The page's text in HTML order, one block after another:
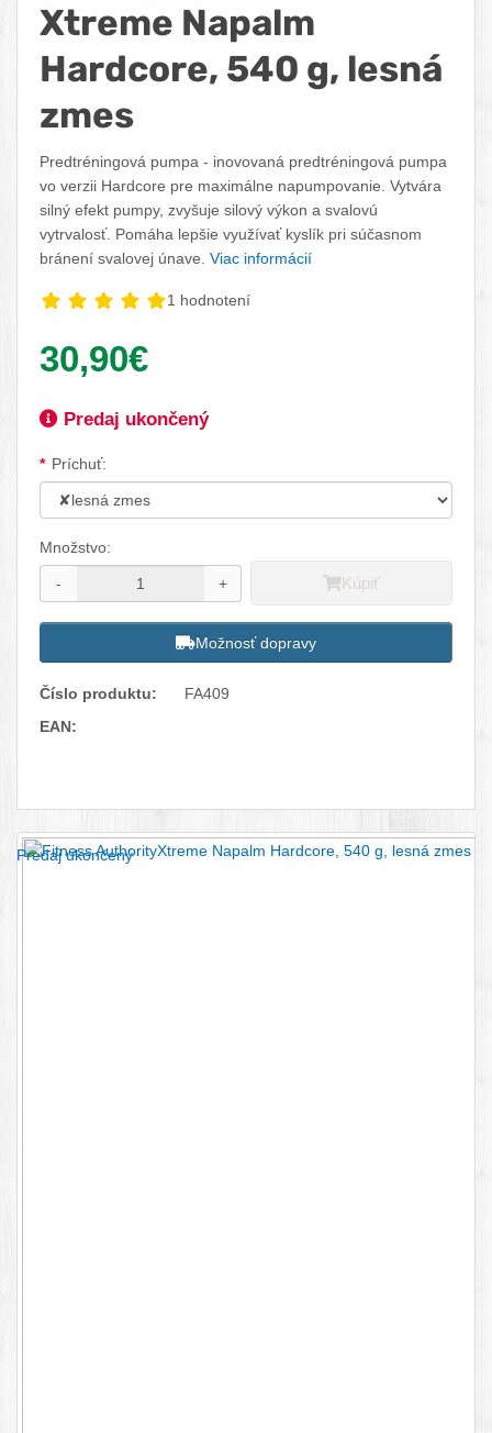
Xtreme Napalm
Hardcore, 540 g, lesná
zmes
Predtréningová pumpa - inovovaná predtréningová pumpa
vo verzii Hardcore pre maximálne napumpovanie. Vytvára
silný efekt pumpy, zvyšuje silový výkon a svalovú
vytrvalosť. Pomáha lepšie využívať kyslík pri súčasnom
bránení svalovej únave. Viac informácií
1 hodnotení
30,90€
Dostupnosť:
Predaj ukončený
Dostupné možnosti
Príchuť:
Množstvo:
- + Kúpiť
Možnosť dopravy
Číslo produktu:
FA409
EAN:
Predaj ukončený